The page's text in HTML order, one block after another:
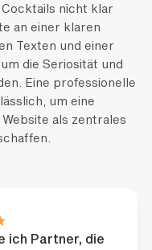
nicht klar
an einer klaren
Texten und einer
die Seriosität und
Eine professionelle
um eine
als zentrales
ich Partner, die